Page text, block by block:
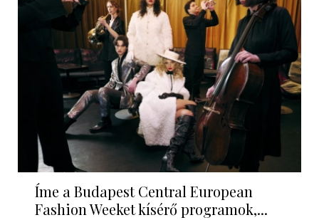
Íme a Budapest Central European
Fashion Weeket kísérő programok,...